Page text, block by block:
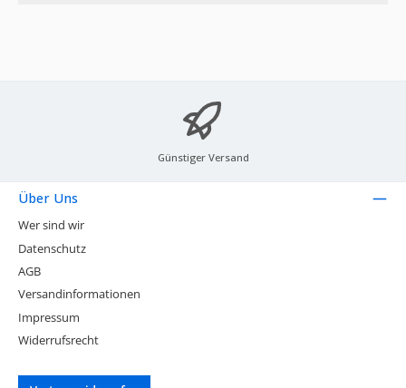
Günstiger Versand
Über Uns
Wer sind wir
Datenschutz
AGB
Versandinformationen
Impressum
Widerrufsrecht